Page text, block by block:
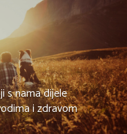
s nama dijele
i zdravom